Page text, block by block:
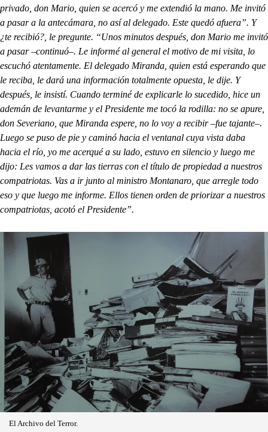
privado, don Mario, quien se acercó y me extendió la mano. Me invitó
a pasar a la antecámara, no así al delegado. Este quedó afuera”. Y
¿te recibió?, le pregunte. “Unos minutos después, don Mario me invitó
a pasar –continuó–. Le informé al general el motivo de mi visita, lo
escuchó atentamente. El delegado Miranda, quien está esperando que
le reciba, le dará una información totalmente opuesta, le dije. Y
después, le insistí. Cuando terminé de explicarle lo sucedido, hice un
ademán de levantarme y el Presidente me tocó la rodilla: no se apure,
don Severiano, que Miranda espere, no lo voy a recibir –fue tajante–.
Luego se puso de pie y caminó hacia el ventanal cuya vista daba
hacia el río, yo me acerqué a su lado, estuvo en silencio y luego me
dijo: Les vamos a dar las tierras con el título de propiedad a nuestros
compatriotas. Vas a ir junto al ministro Montanaro, que arregle todo
eso y que luego me informe. Ellos tienen orden de priorizar a nuestros
compatriotas, acotó el Presidente”.
El Archivo del Terror.